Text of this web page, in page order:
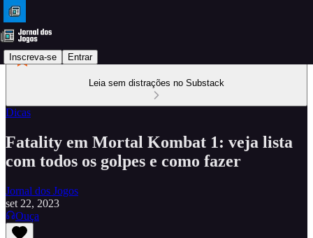
Inscreva-se Entrar
Leia sem distrações no Substack
Dicas
Fatality em Mortal Kombat 1: veja lista
com todos os golpes e como fazer
Jornal dos Jogos
set 22, 2023
Ouça